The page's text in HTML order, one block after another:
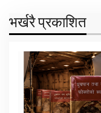
भर्खरै प्रकाशित